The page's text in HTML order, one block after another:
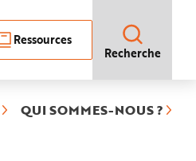
Ressources
Recherche
QUI SOMMES-NOUS ?